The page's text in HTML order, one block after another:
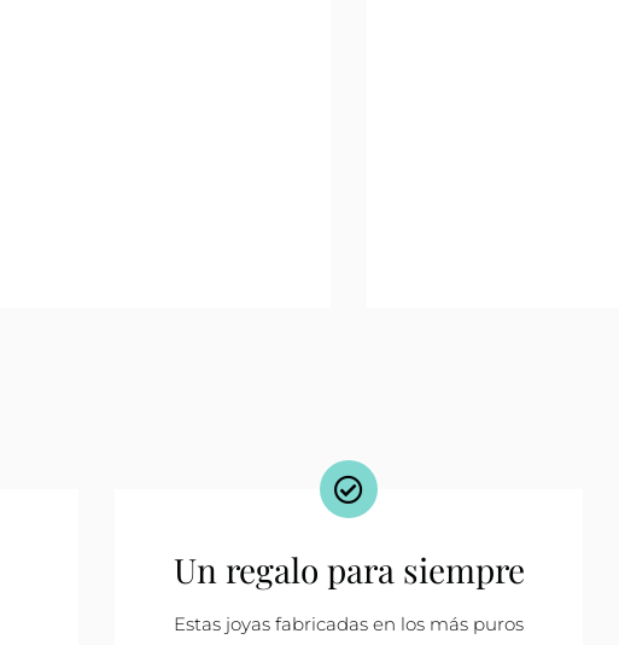
Un regalo para siempre
Estas joyas fabricadas en los más puros